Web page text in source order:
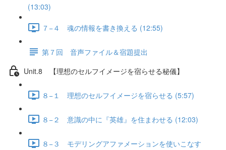
(13:03)
７−４ 魂の情報を書き換える (12:55)
第７回 音声ファイル＆宿題提出
Unit.8 【理想のセルフイメージを宿らせる秘儀】
８−１ 理想のセルフイメージを宿らせる (5:57)
８−２ 意識の中に『英雄』を住まわせる (12:03)
８−３ モデリングアファメーションを使いこなす